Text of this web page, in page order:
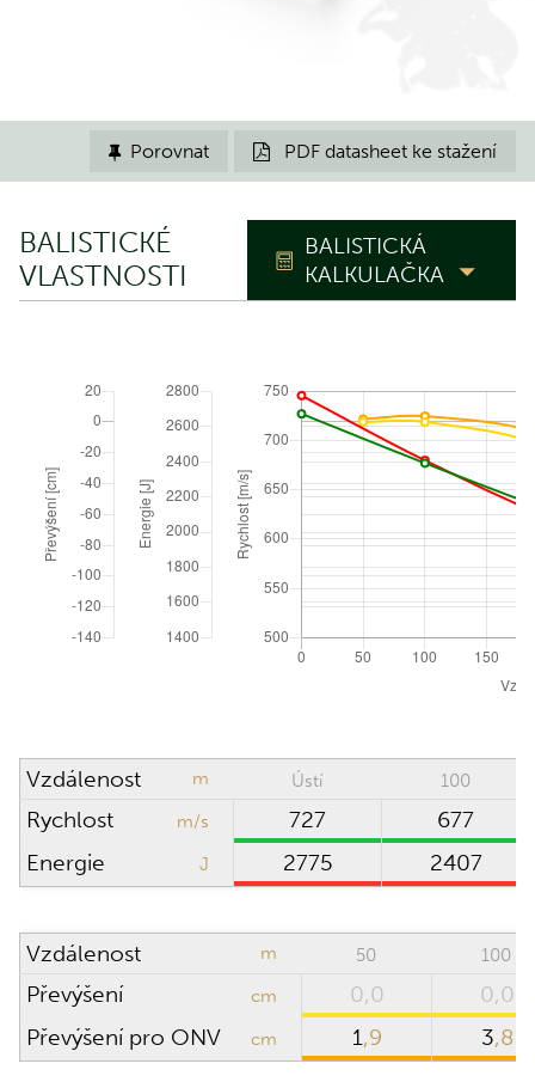
 PDF datasheet ke stažení
 Porovnat
BALISTICKÉ
VLASTNOSTI
BALISTICKÁ
KALKULAČKA
Nástřelná
vzdálenost
m
Polohový úhel °
ATMOSFERICKÉ PODMÍNKY Obnovit na ICAO
Absolutní tlak hPa (mbar)
Rychlost větru
°C
PUŠKOHLED
Výška puškohledu
nad osou hlavně
cm
Vzdálenost m Ústí 100
Rychlost m/s 727
677
Energie
J 2775 2407
Vzdálenost m 50 100
Převýšení cm 0,0
0,0
Převýšení pro ONV
cm 1,9 3,8